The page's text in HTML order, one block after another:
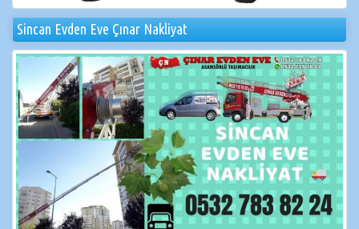
Sincan Evden Eve Çınar Nakliyat